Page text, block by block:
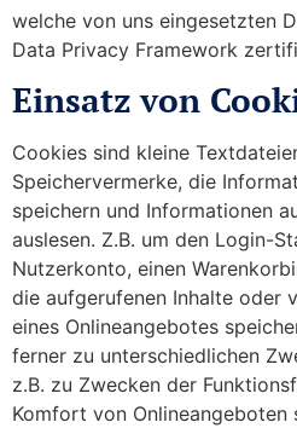
welche von uns eingesetzten
Data Privacy Framework
Einsatz von
Cookies sind kleine
Speichervermerke, die
speichern und Informationen
auslesen. Z.B. um den Login-
Nutzerkonto, einen
die aufgerufenen Inhalte oder
eines Onlineangebotes
ferner zu unterschiedlichen
z.B. zu Zwecken der
Komfort von